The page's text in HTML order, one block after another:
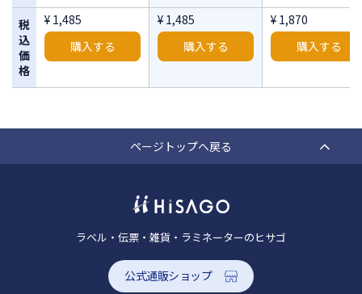
税
込
価
格
¥ 1,485
購入する
¥ 1,485
購入する
¥ 1,870
購入する
ページトップへ戻る
ラベル・伝票・雑貨・ラミネーターのヒサゴ
公式通販ショップ